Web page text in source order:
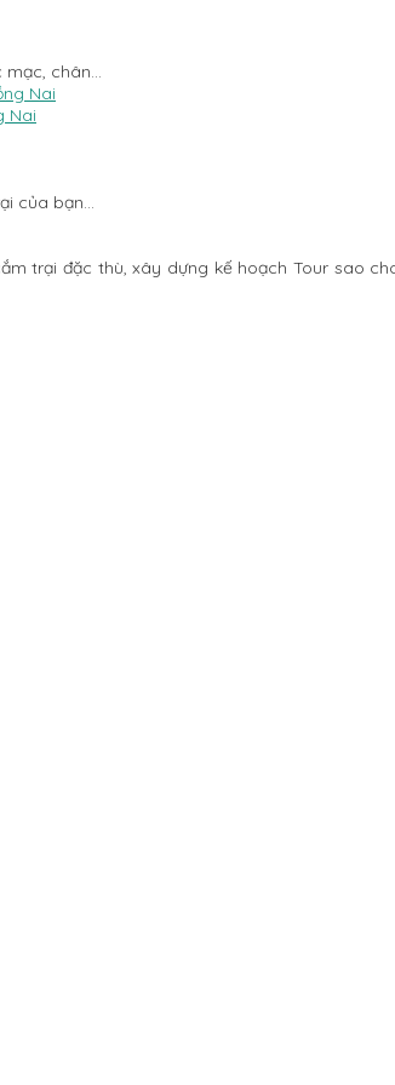
chân…
Nai
của bạn…
trại đặc thù, xây dựng kế hoạch Tour sao